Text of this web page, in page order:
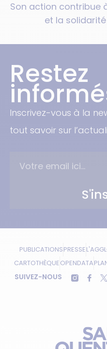
Son action contribue
et la
Restez
Inscrivez-vous à la
tout savoir sur
PUBLICATIONSPRESSE
CARTOTHÈQUEOPENDATA
SUIVEZ-NOUS